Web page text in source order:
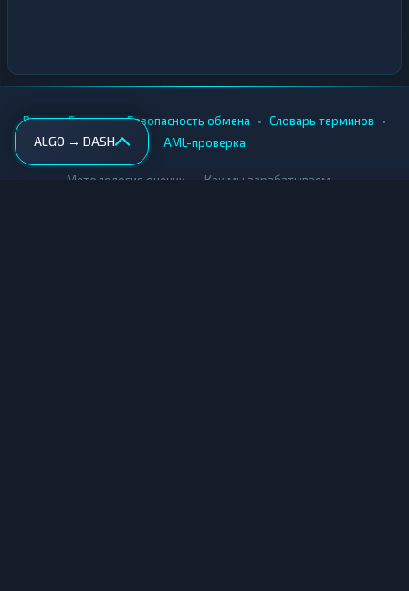
ALGO → DASH
Вики • Города • Безопасность обмена • Словарь терминов •
AML-проверка
Методология оценки Как мы зарабатываем